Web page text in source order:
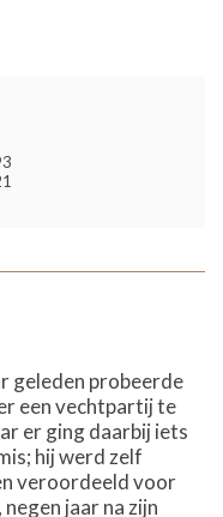
geleden probeerde
een vechtpartij te
er ging daarbij iets
hij werd zelf
veroordeeld voor
jaar na zijn